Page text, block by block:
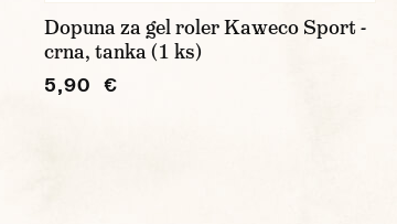
Dopuna za gel roler Kaweco Sport -
crna, tanka (1 ks)
5,90 €